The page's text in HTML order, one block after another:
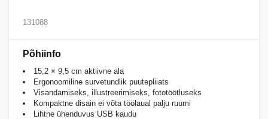
131088
Põhiinfo
15,2 × 9,5 cm aktiivne ala
Ergonoomiline survetundlik puutepliiats
Visandamiseks, illustreerimiseks, fototöötluseks
Kompaktne disain ei võta töölaual palju ruumi
Lihtne ühenduvus USB kaudu
Auto